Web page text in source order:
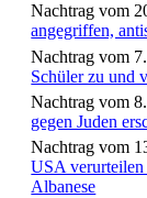
Nachtrag vom
angegriffen,
Nachtrag vom
Schüler zu und
Nachtrag vom
gegen Juden
Nachtrag vom
USA verurteilen
Albanese